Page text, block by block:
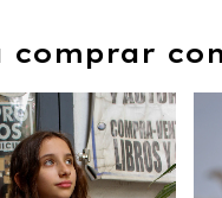
comprar